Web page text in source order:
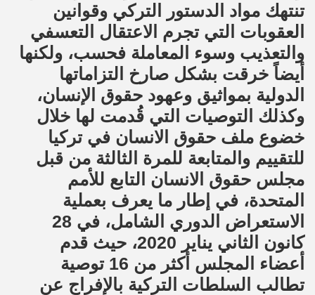
تنتهك مواد الدستور التركي وقوانين
العقوبات التي تجرم الاعتقال التعسفي
والتعذيب وسوء المعاملة فحسب، ولكنها
أيضاً خرقت بشكل صارخ التزاماتها
الدولية بمواثيق وعهود حقوق الإنسان،
وكذلك التوصيات التي قُدمت لها خلال
خضوع ملف حقوق الانسان في تركيا
للتقييم والمتابعة للمرة الثالثة من قبل
مجلس حقوق الانسان التابع للأمم
المتحدة، في إطار ما يعرف بعملية
الاستعراض الدوري الشامل، في 28
كانون الثاني يناير 2020، حيث قدم
أعضاء المجلس أكثر من 16 توصية
تطالب السلطات التركية بالإفراج عن